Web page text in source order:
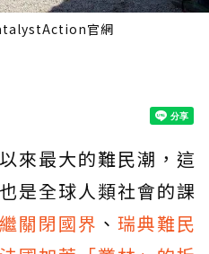
官網
來最大的難民潮，這
是全球人類社會的課
關閉國界 、 瑞典難民